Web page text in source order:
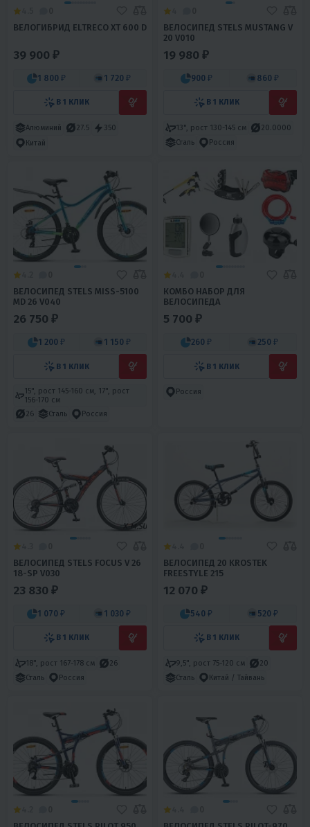
ВЕЛОГИБРИД ELTRECO XT 600 D
39 900 ₽
1 800 ₽ 1 720 ₽
В 1 КЛИК
Алюминий 27.5
350
Китай
ВЕЛОСИПЕД STELS MUSTANG V
20 V010
19 980 ₽
900 ₽ 860 ₽
В 1 КЛИК
13", рост 130-145 см
20.0000
Сталь
Россия
ВЕЛОСИПЕД STELS MISS-5100
MD 26 V040
26 750 ₽
1 200 ₽ 1 150 ₽
В 1 КЛИК
15", рост 145-160 см, 17", рост
156-170 см
26
Сталь Россия
КОМБО НАБОР ДЛЯ
ВЕЛОСИПЕДА
5 700 ₽
260 ₽ 250 ₽
В 1 КЛИК
Россия
ВЕЛОСИПЕД STELS FOCUS V 26
18-SP V030
23 830 ₽
1 070 ₽ 1 030 ₽
В 1 КЛИК
18", рост 167-178 см
26
Сталь
Россия
ВЕЛОСИПЕД 20 KROSTEK
FREESTYLE 215
12 070 ₽
540 ₽ 520 ₽
В 1 КЛИК
9,5", рост 75-120 см
20
Сталь
Китай / Тайвань